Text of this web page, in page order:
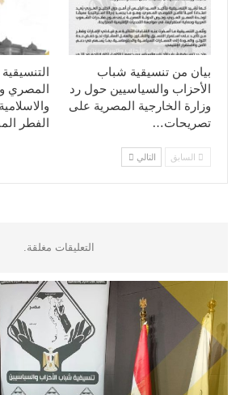
المصري
الفطر
بيان من تنسيقية شباب
الأحزاب والسياسيين حول رد
وزارة الخارجية المصرية على
تصريحات…
السابق التالي
التعليقات مغلقة.